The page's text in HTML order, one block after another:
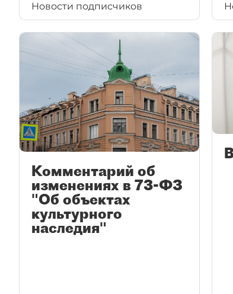
Новости подписчиков
Комментарий об
изменениях в 73-ФЗ
"Об объектах
культурного
наследия"